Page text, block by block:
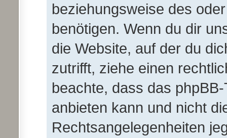
beziehungsweise des
benötigen. Wenn du dir
die Website, auf der du
zutrifft, ziehe einen
beachte, dass das
anbieten kann und nicht
Rechtsangelegenheiten